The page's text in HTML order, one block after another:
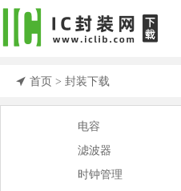
首页 > 封装下载
电容
滤波器
时钟管理